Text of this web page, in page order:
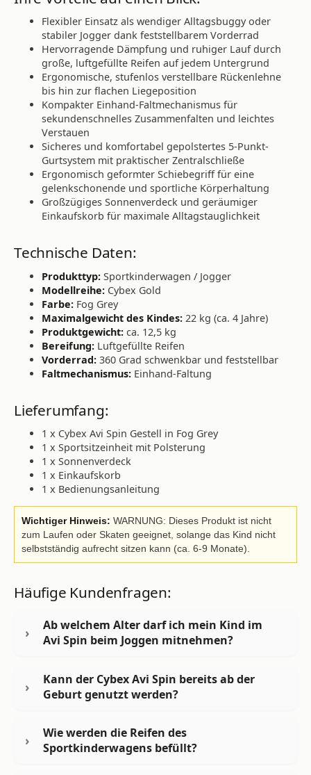
Flexibler Einsatz als wendiger Alltagsbuggy oder
stabiler Jogger dank feststellbarem Vorderrad
Hervorragende Dämpfung und ruhiger Lauf durch
große, luftgefüllte Reifen auf jedem Untergrund
Ergonomische, stufenlos verstellbare Rückenlehne
bis hin zur flachen Liegeposition
Kompakter Einhand-Faltmechanismus für
sekundenschnelles Zusammenfalten und leichtes
Verstauen
Sicheres und komfortabel gepolstertes 5-Punkt-
Gurtsystem mit praktischer Zentralschließe
Ergonomisch geformter Schiebegriff für eine
gelenkschonende und sportliche Körperhaltung
Großzügiges Sonnenverdeck und geräumiger
Einkaufskorb für maximale Alltagstauglichkeit
Technische Daten:
Produkttyp: Sportkinderwagen / Jogger
Modellreihe: Cybex Gold
Farbe: Fog Grey
Maximalgewicht des Kindes: 22 kg (ca. 4 Jahre)
Produktgewicht: ca. 12,5 kg
Bereifung: Luftgefüllte Reifen
Vorderrad: 360 Grad schwenkbar und feststellbar
Faltmechanismus: Einhand-Faltung
Lieferumfang:
1 x Cybex Avi Spin Gestell in Fog Grey
1 x Sportsitzeinheit mit Polsterung
1 x Sonnenverdeck
1 x Einkaufskorb
1 x Bedienungsanleitung
Wichtiger Hinweis: WARNUNG: Dieses Produkt ist nicht
zum Laufen oder Skaten geeignet, solange das Kind nicht
selbstständig aufrecht sitzen kann (ca. 6-9 Monate).
Häufige Kundenfragen:
Ab welchem Alter darf ich mein Kind im
Avi Spin beim Joggen mitnehmen?
Kann der Cybex Avi Spin bereits ab der
Geburt genutzt werden?
Wie werden die Reifen des
Sportkinderwagens befüllt?